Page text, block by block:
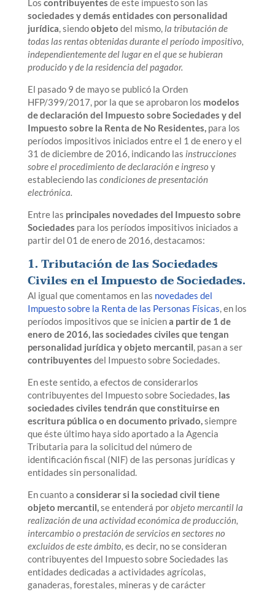
Los contribuyentes de este impuesto son las
sociedades y demás entidades con personalidad
jurídica, siendoobjeto del mismo,la tributación de
todas las rentas obtenidas durante el período impositivo,
independientemente del lugar en el que se hubieran
producido y de la residencia del pagador.
El pasado 9 de mayo se publicó la Orden
HFP/399/2017, por la que se aprobaron los modelos
de declaración del Impuesto sobre Sociedades y del
Impuesto sobre la Renta de No Residentes,para los
períodos impositivos iniciados entre el 1 de enero y el
31 de diciembre de 2016, indicando las instrucciones
sobre el procedimiento de declaración e ingreso y
estableciendo las condiciones de presentación
electrónica.
Entre las principales novedades del Impuesto sobre
Sociedades para los períodos impositivos iniciados a
partir del 01 de enero de 2016, destacamos:
1. Tributación de las Sociedades
Civiles en el Impuesto de Sociedades.
Al igual que comentamos en las novedades del
Impuesto sobre la Renta de las Personas Físicas, en los
períodos impositivos que se iniciena partir de 1 de
enero de 2016, las sociedades civiles que tengan
personalidad jurídica y objeto mercantil, pasan a ser
contribuyentes del Impuesto sobre Sociedades.
En este sentido, a efectos de considerarlos
contribuyentes del Impuesto sobre Sociedades,las
sociedades civiles tendrán que constituirse en
escritura pública o en documento privado,siempre
que éste último haya sido aportado a la Agencia
Tributaria para la solicitud del número de
identificación fiscal (NIF) de las personas jurídicas y
entidades sin personalidad.
En cuanto a considerar si la sociedad civil tiene
objeto mercantil,se entenderá porobjeto mercantil la
realización de una actividad económica de producción,
intercambio o prestación de servicios en sectores no
excluidos de este ámbito, es decir, no se consideran
contribuyentes del Impuesto sobre Sociedades las
entidades dedicadas a actividades agrícolas,
ganaderas, forestales, mineras y de carácter